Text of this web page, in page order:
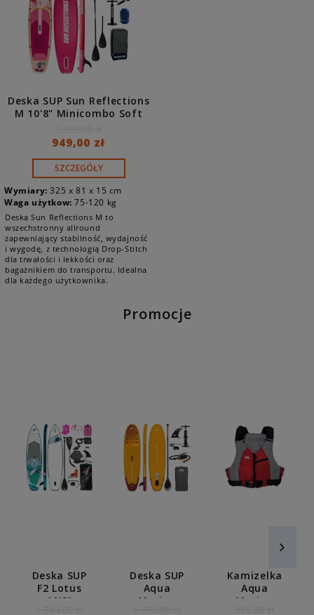
Deska SUP Sun Reflections
M 10'8" Minicombo Soft
949,00 zł
SZCZEGÓŁY
Wymiary: 325 x 81 x 15 cm
Waga użytkow: 75-120 kg
Deska Sun Reflections M to
wszechstronny allround
zapewniający stabilność, wydajność
i wygodę, z technologią Drop-Stitch
dla trwałości i lekkości oraz
bagażnikiem do transportu. Idealna
dla każdego użytkownika.
Promocje
Deska SUP
F2 Lotus
10'8"
Deska SUP
Aqua
Marina
Kamizelka
Aqua
Marina